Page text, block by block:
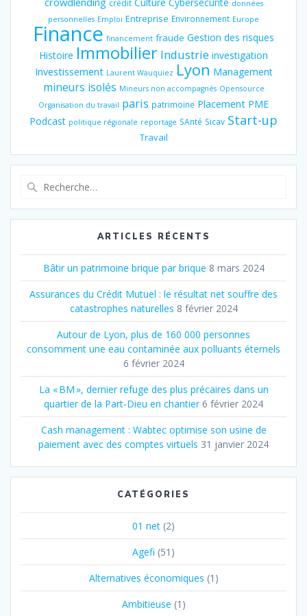
crédit
données
personnelles Emploi Entreprise Environnement Europe
Finance financement fraude Gestion des risques
Histoire Immobilier Industrie investigation
Investissement Laurent Wauquiez Lyon Management
mineurs isolés Mineurs non accompagnés Opensource
Organisation du travail paris patrimoine Placement PME
Podcast politique régionale reportage SAnté Sicav Start-up
Travail
:
ARTICLES RÉCENTS
Bâtir un patrimoine brique par brique 8 mars 2024
Assurances du Crédit Mutuel : le résultat net souffre des
catastrophes naturelles 8 février 2024
Autour de Lyon, plus de 160 000 personnes
consomment une eau contaminée aux polluants éternels
6 février 2024
La « BM », dernier refuge des plus précaires dans un
quartier de la Part‐Dieu en chantier 6 février 2024
Cash management : Wabtec optimise son usine de
paiement avec des comptes virtuels 31 janvier 2024
CATÉGORIES
01 net (2)
Agefi (51)
Alternatives économiques (1)
Ambitieuse (1)